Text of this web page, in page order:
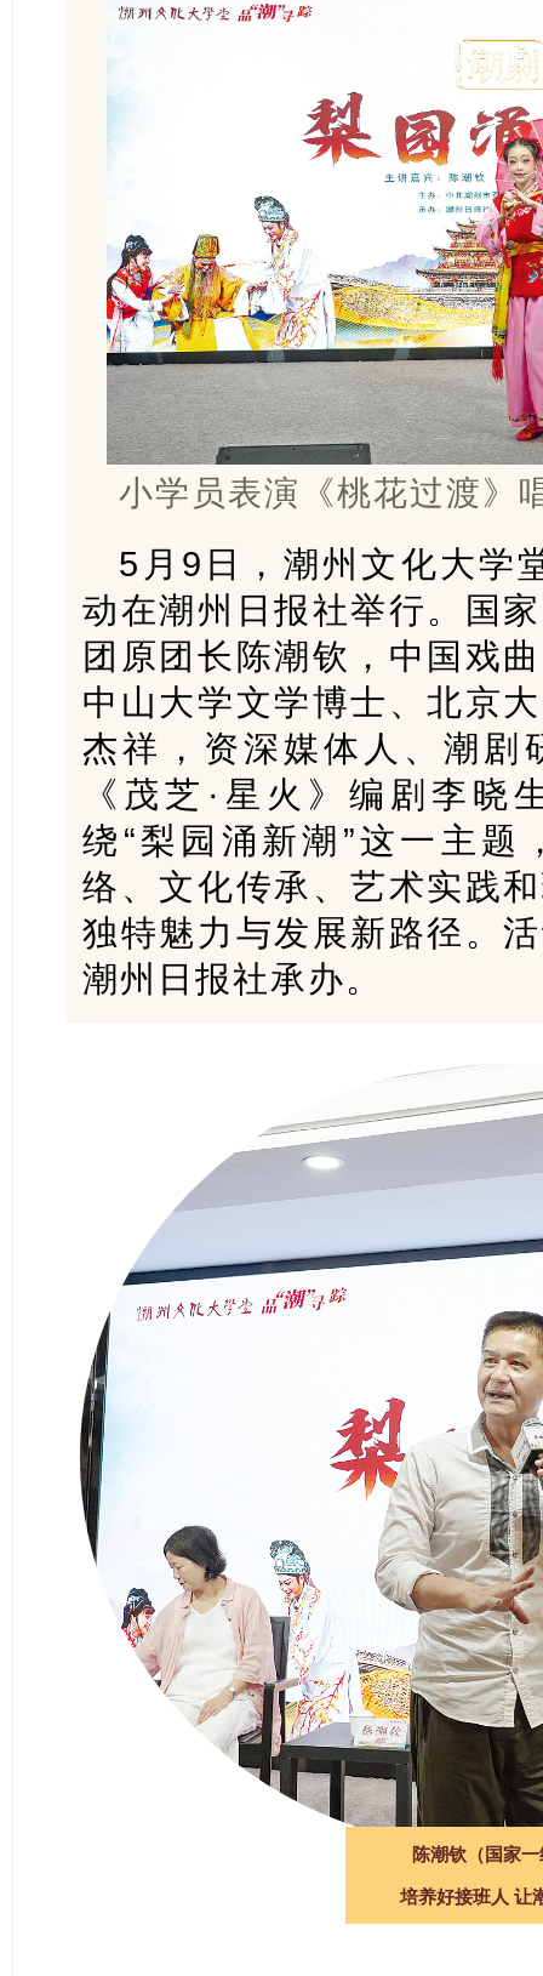
小学员表演《桃花过渡》
5月9日，潮州文化大学
动在潮州日报社举行。国
团原团长陈潮钦，中国戏
中山大学文学博士、北京
杰祥，资深媒体人、潮剧
《茂芝·星火》编剧李晓
绕“梨园涌新潮”这一主题
络、文化传承、艺术实践
独特魅力与发展新路径。
潮州日报社承办。
陈潮钦（国家
培养好接班人 让